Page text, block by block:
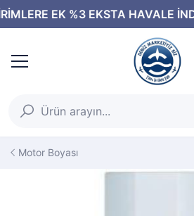
Motor Boyası